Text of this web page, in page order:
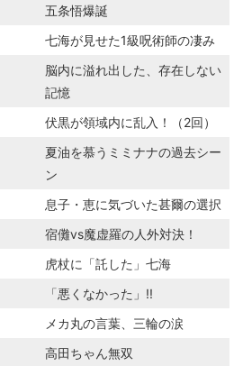
五条悟爆誕
七海が見せた1級呪術師の凄み
脳内に溢れ出した、存在しない
記憶
伏黒が領域内に乱入！（2回）
夏油を慕うミミナナの過去シー
ン
息子・恵に気づいた甚爾の選択
宿儺vs魔虚羅の人外対決！
虎杖に「託した」七海
「悪くなかった」!!
メカ丸の言葉、三輪の涙
高田ちゃん無双